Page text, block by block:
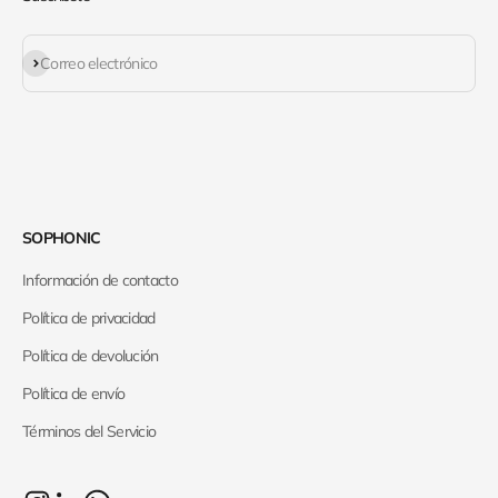
Correo electrónico
Suscribirse
SOPHONIC
Información de contacto
Política de privacidad
Política de devolución
Política de envío
Términos del Servicio